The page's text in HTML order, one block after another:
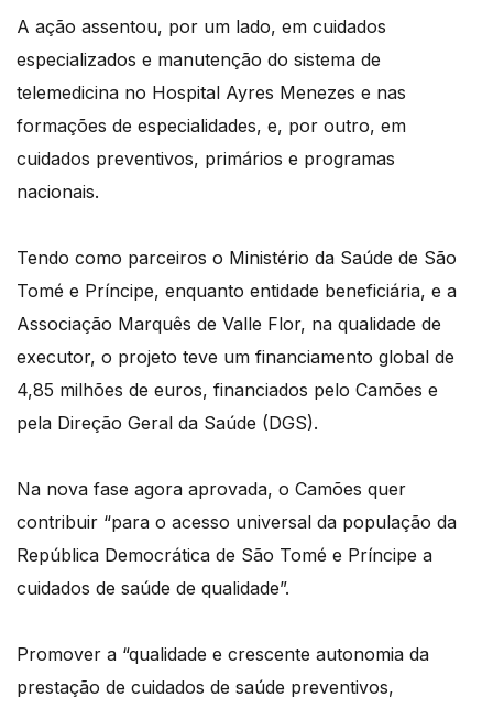
A ação assentou, por um lado, em cuidados
especializados e manutenção do sistema de
telemedicina no Hospital Ayres Menezes e nas
formações de especialidades, e, por outro, em
cuidados preventivos, primários e programas
nacionais.
Tendo como parceiros o Ministério da Saúde de São
Tomé e Príncipe, enquanto entidade beneficiária, e a
Associação Marquês de Valle Flor, na qualidade de
executor, o projeto teve um financiamento global de
4,85 milhões de euros, financiados pelo Camões e
pela Direção Geral da Saúde (DGS).
Na nova fase agora aprovada, o Camões quer
contribuir “para o acesso universal da população da
República Democrática de São Tomé e Príncipe a
cuidados de saúde de qualidade”.
Promover a “qualidade e crescente autonomia da
prestação de cuidados de saúde preventivos,